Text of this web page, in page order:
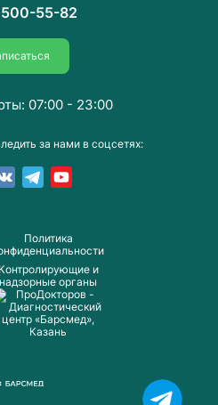
Пoлитика
Контролирующие и
надзорные органы
55-82
за нами в соцсетях:
07:00 - 23:00